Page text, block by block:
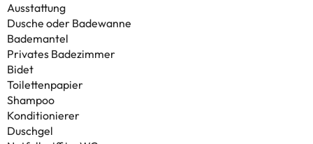
Ausstattung
Dusche oder Badewanne
Bademantel
Privates Badezimmer
Bidet
Toilettenpapier
Shampoo
Konditionierer
Duschgel